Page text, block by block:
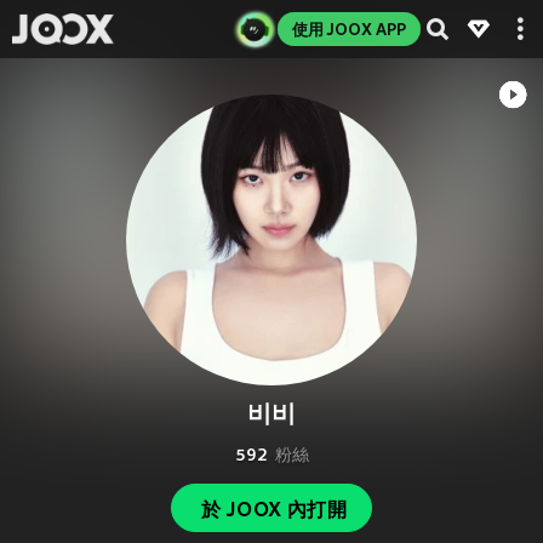
使用 JOOX APP
비비
592 粉絲
於 JOOX 內打開